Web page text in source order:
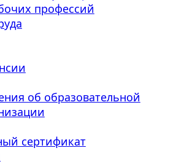
профессий
об образовательной
сертификат